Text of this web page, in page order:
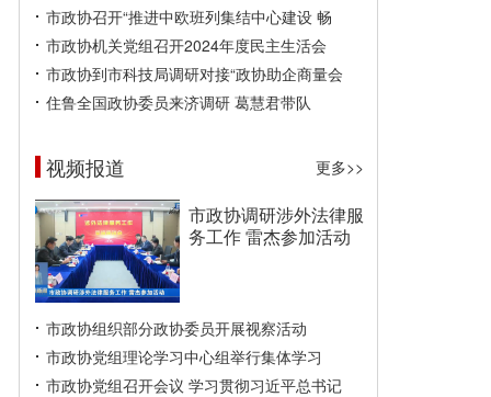
市政协召开“推进中欧班列集结中心建设 畅
市政协机关党组召开2024年度民主生活会
市政协到市科技局调研对接“政协助企商量会
住鲁全国政协委员来济调研 葛慧君带队
视频报道 更多>>
市政协调研涉外法律服
务工作 雷杰参加活动
市政协组织部分政协委员开展视察活动
市政协党组理论学习中心组举行集体学习
市政协党组召开会议 学习贯彻习近平总书记